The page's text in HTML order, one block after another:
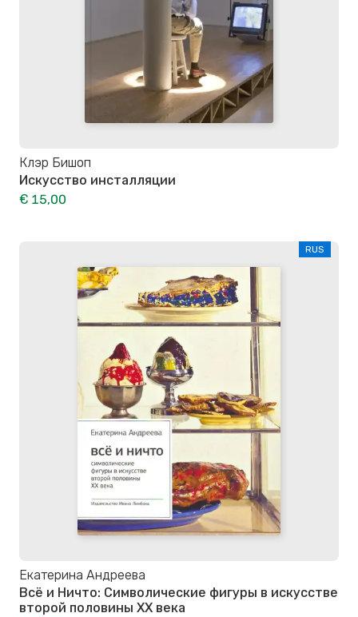
Клэр Бишоп
Искусство инсталляции
€ 15,00
RUS
Екатерина Андреева
Всё и Ничто: Символические фигуры в искусстве
второй половины XX века